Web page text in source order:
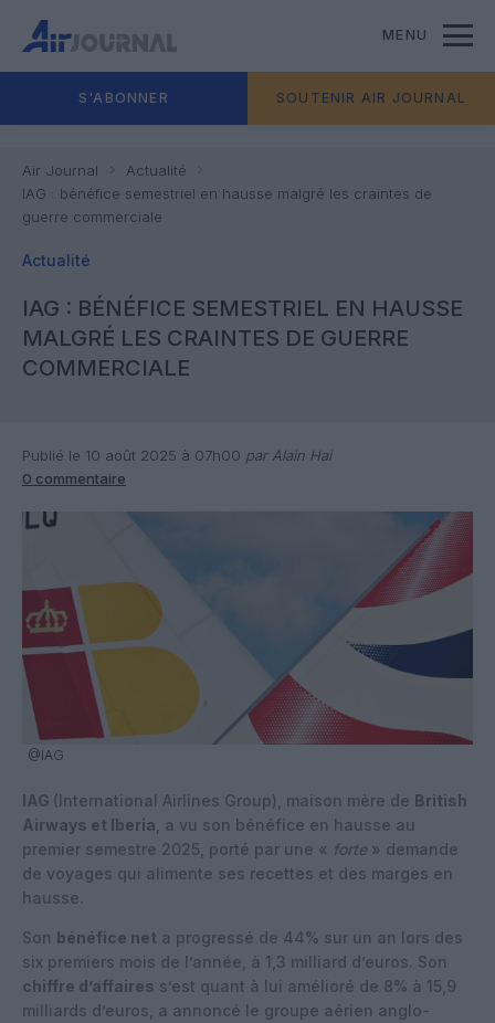
MENU
S'ABONNER SOUTENIR AIR JOURNAL
Air Journal
Actualité
IAG : bénéfice semestriel en hausse malgré les craintes de
guerre commerciale
Actualité
IAG : BÉNÉFICE SEMESTRIEL EN HAUSSE
MALGRÉ LES CRAINTES DE GUERRE
COMMERCIALE
Publié le 10 août 2025 à 07h00 par Alain Hai
0 commentaire
@IAG
IAG (International Airlines Group), maison mère de British
Airways et Iberia , a vu son bénéfice en hausse au
premier semestre 2025, porté par une « forte » demande
de voyages qui alimente ses recettes et des marges en
hausse.
Son bénéfice net a progressé de 44% sur un an lors des
six premiers mois de l’année, à 1,3 milliard d’euros. Son
chiffre d’affaires s’est quant à lui amélioré de 8% à 15,9
milliards d’euros, a annoncé le groupe aérien anglo-